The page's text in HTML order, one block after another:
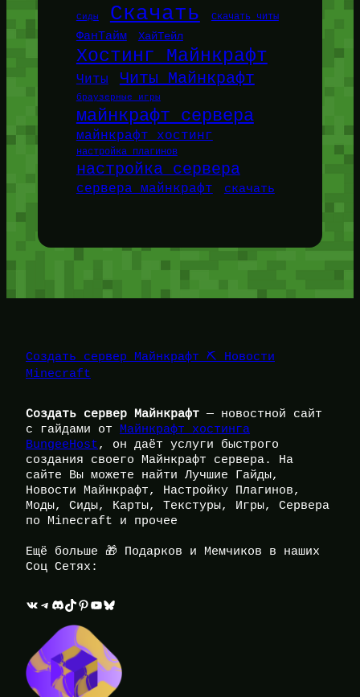
Сиды Скачать Скачать читы
ФанТайм ХайТейл
Хостинг Майнкрафт
Читы Читы Майнкрафт
браузерные игры
майнкрафт сервера
майнкрафт хостинг
настройка плагинов
настройка сервера
сервера майнкрафт скачать
Создать сервер Майнкрафт ⛏️ Новости
Minecraft
Создать сервер Майнкрафт — новостной сайт
с гайдами от Майнкрафт хостинга
BungeeHost, он даёт услуги быстрого
создания своего Майнкрафт сервера. На
сайте Вы можете найти Лучшие Гайды,
Новости Майнкрафт, Настройку Плагинов,
Моды, Сиды, Карты, Текстуры, Игры, Сервера
по Minecraft и прочее
Ещё больше 🎁 Подарков и Мемчиков в наших
Соц Сетях:
ВКонтакте Telegram Discord TikTok Pinterest YouTube Bluesky